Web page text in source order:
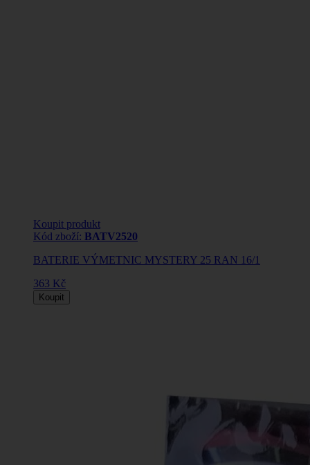
Koupit produkt
Kód zboží: BATV2520
BATERIE VÝMETNIC MYSTERY 25 RAN 16/1
363 Kč
Koupit